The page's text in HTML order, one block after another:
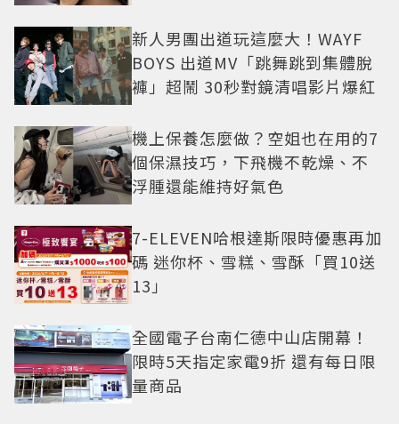
新人男團出道玩這麼大！WAYF
BOYS 出道MV「跳舞跳到集體脫
褲」超鬧 30秒對鏡清唱影片爆紅
機上保養怎麼做？空姐也在用的7
個保濕技巧，下飛機不乾燥、不
浮腫還能維持好氣色
7-ELEVEN哈根達斯限時優惠再加
碼 迷你杯、雪糕、雪酥「買10送
13」
全國電子台南仁德中山店開幕！
限時5天指定家電9折 還有每日限
量商品